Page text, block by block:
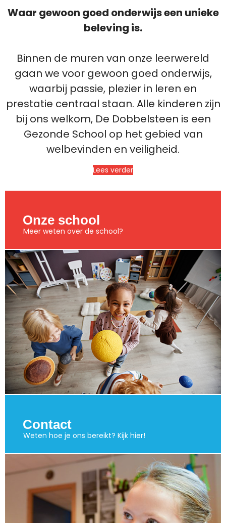
Waar gewoon goed onderwijs een unieke
beleving is.
Binnen de muren van onze leerwereld
gaan we voor gewoon goed onderwijs,
waarbij passie, plezier in leren en
prestatie centraal staan. Alle kinderen zijn
bij ons welkom, De Dobbelsteen is een
Gezonde School op het gebied van
welbevinden en veiligheid.
Lees verder
Onze school
Meer weten over de school?
Contact
Weten hoe je ons bereikt? Kijk hier!